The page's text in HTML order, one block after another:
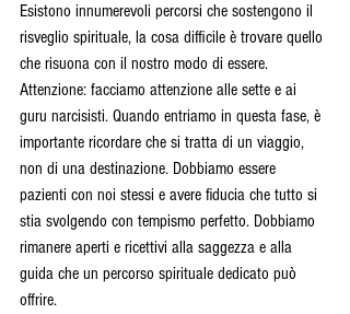
Esistono innumerevoli percorsi che sostengono il
risveglio spirituale, la cosa difficile è trovare quello
che risuona con il nostro modo di essere.
Attenzione: facciamo attenzione alle sette e ai
guru narcisisti. Quando entriamo in questa fase, è
importante ricordare che si tratta di un viaggio,
non di una destinazione. Dobbiamo essere
pazienti con noi stessi e avere fiducia che tutto si
stia svolgendo con tempismo perfetto. Dobbiamo
rimanere aperti e ricettivi alla saggezza e alla
guida che un percorso spirituale dedicato può
offrire.